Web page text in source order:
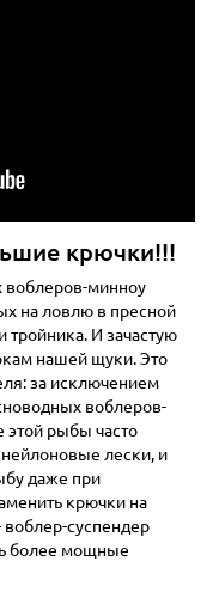
крючки!!!
воблеров-минноу
на ловлю в пресной
тройника. И зачастую
нашей щуки. Это
за исключением
воблеров-
рыбы часто
лески, и
даже при
крючки на
суспендер
более мощные